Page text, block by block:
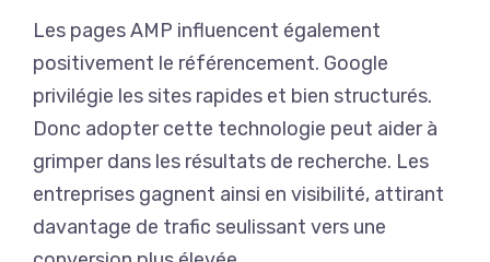
Les pages AMP influencent également
positivement le référencement. Google
privilégie les sites rapides et bien structurés.
Donc adopter cette technologie peut aider à
grimper dans les résultats de recherche. Les
entreprises gagnent ainsi en visibilité, attirant
davantage de trafic seulissant vers une